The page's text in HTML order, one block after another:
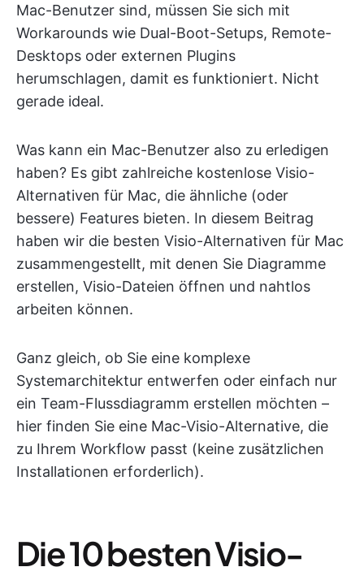
Mac-Benutzer sind, müssen Sie sich mit
Workarounds wie Dual-Boot-Setups, Remote-
Desktops oder externen Plugins
herumschlagen, damit es funktioniert. Nicht
gerade ideal.
Was kann ein Mac-Benutzer also zu erledigen
haben? Es gibt zahlreiche kostenlose Visio-
Alternativen für Mac, die ähnliche (oder
bessere) Features bieten. In diesem Beitrag
haben wir die besten Visio-Alternativen für Mac
zusammengestellt, mit denen Sie Diagramme
erstellen, Visio-Dateien öffnen und nahtlos
arbeiten können.
Ganz gleich, ob Sie eine komplexe
Systemarchitektur entwerfen oder einfach nur
ein Team-Flussdiagramm erstellen möchten –
hier finden Sie eine Mac-Visio-Alternative, die
zu Ihrem Workflow passt (keine zusätzlichen
Installationen erforderlich).
Die 10 besten Visio-